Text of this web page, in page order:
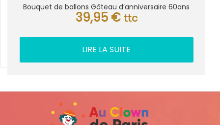
Bouquet de ballons Gâteau d’anniversaire 60ans
39,95 € ttc
LIRE LA SUITE